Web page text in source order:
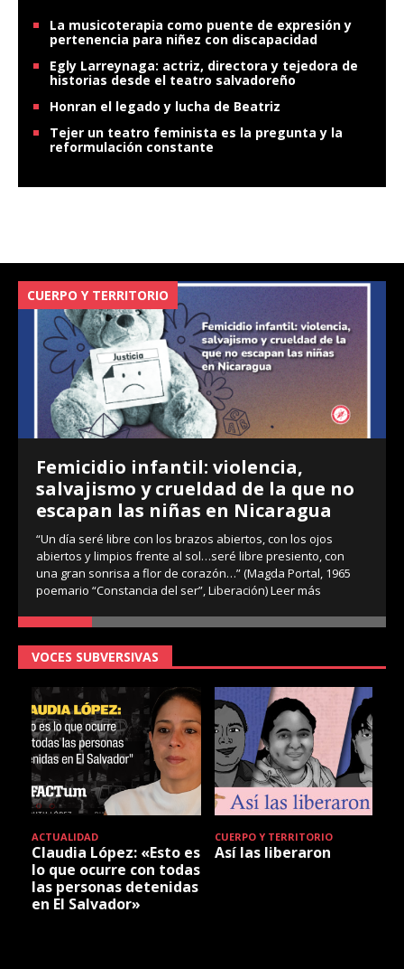
La musicoterapia como puente de expresión y
pertenencia para niñez con discapacidad
Egly Larreynaga: actriz, directora y tejedora de
historias desde el teatro salvadoreño
Honran el legado y lucha de Beatriz
Tejer un teatro feminista es la pregunta y la
reformulación constante
CUERPO Y TERRITORIO
Femicidio infantil: violencia,
salvajismo y crueldad de la que no
escapan las niñas en Nicaragua
“Un día seré libre con los brazos abiertos, con los ojos
abiertos y limpios frente al sol…seré libre presiento, con
una gran sonrisa a flor de corazón…” (Magda Portal, 1965
poemario “Constancia del ser”, Liberación)Leer más
VOCES SUBVERSIVAS
ACTUALIDAD
Claudia López: «Esto es
lo que ocurre con todas
las personas detenidas
en El Salvador»
CUERPO Y TERRITORIO
Así las liberaron